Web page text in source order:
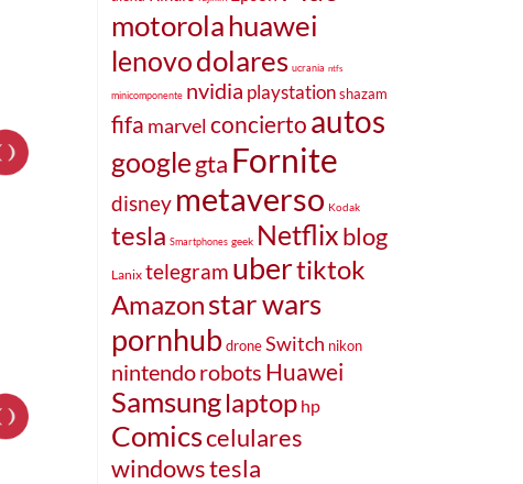
motorolahuawei
lenovodolares ucrania ntfs
minicomponente nvidia playstationshazam
fifa marvelconciertoautos
googlegta Fornite
disney metaverso Kodak
tesla Smartphones geek Netflixblog
Lanix telegram ubertiktok
Amazonstar wars
pornhubdroneSwitch nikon
nintendorobots Huawei
Samsunglaptop hp
Comicscelulares
windowstesla